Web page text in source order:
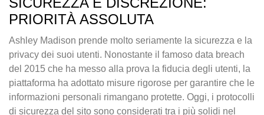
PRIORITÀ ASSOLUTA
Ashley Madison prende molto seriamente la sicurezza e la
privacy dei suoi utenti. Nonostante il famoso data breach
del 2015 che ha messo alla prova la fiducia degli utenti, la
piattaforma ha adottato misure rigorose per garantire che le
informazioni personali rimangano protette. Oggi, i protocolli
di sicurezza del sito sono considerati tra i più solidi nel